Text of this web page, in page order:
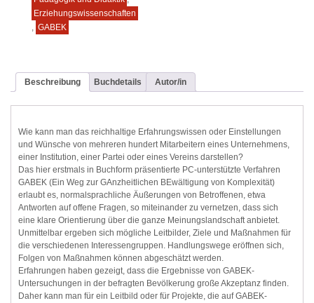
Erziehungswissenschaften
GABEK
Beschreibung Buchdetails Autor/in
Wie kann man das reichhaltige Erfahrungswissen oder Einstellungen
und Wünsche von mehreren hundert Mitarbeitern eines Unternehmens,
einer Institution, einer Partei oder eines Vereins darstellen?
Das hier erstmals in Buchform präsentierte PC-unterstützte Verfahren
GABEK (Ein Weg zur GAnzheitlichen BEwältigung von Komplexität)
erlaubt es, normalsprachliche Äußerungen von Betroffenen, etwa
Antworten auf offene Fragen, so miteinander zu vernetzen, dass sich
eine klare Orientierung über die ganze Meinungslandschaft anbietet.
Unmittelbar ergeben sich mögliche Leitbilder, Ziele und Maßnahmen für
die verschiedenen Interessengruppen. Handlungswege eröffnen sich,
Folgen von Maßnahmen können abgeschätzt werden.
Erfahrungen haben gezeigt, dass die Ergebnisse von GABEK-
Untersuchungen in der befragten Bevölkerung große Akzeptanz finden.
Daher kann man für ein Leitbild oder für Projekte, die auf GABEK-